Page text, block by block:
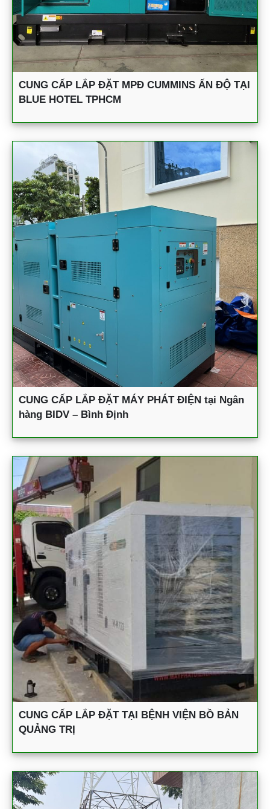
CUNG CẤP LẮP ĐẶT MPĐ CUMMINS ẤN ĐỘ TẠI
BLUE HOTEL TPHCM
CUNG CẤP LẮP ĐẶT MÁY PHÁT ĐIỆN tại Ngân
hàng BIDV – Bình Định
CUNG CẤP LẮP ĐẶT TẠI BỆNH VIỆN BỒ BẢN
QUẢNG TRỊ